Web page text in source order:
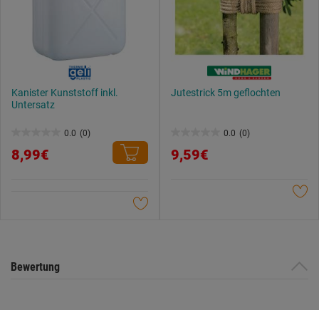
Kanister Kunststoff inkl.
Untersatz
0.0 (0)
von
8,99€
Jutestrick 5m geflochten
0.0 (0)
von
9,59€
Bewertung